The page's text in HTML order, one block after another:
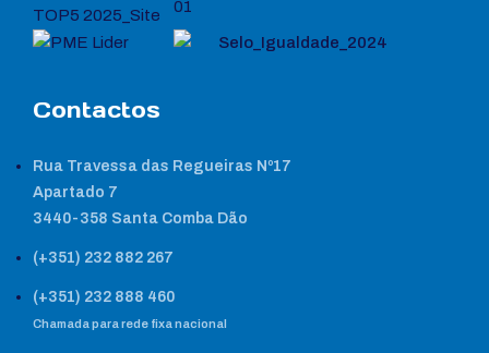
Contactos
Rua Travessa das Regueiras Nº17
Apartado 7
3440-358 Santa Comba Dão
(+351) 232 882 267
(+351) 232 888 460
Chamada para rede fixa nacional